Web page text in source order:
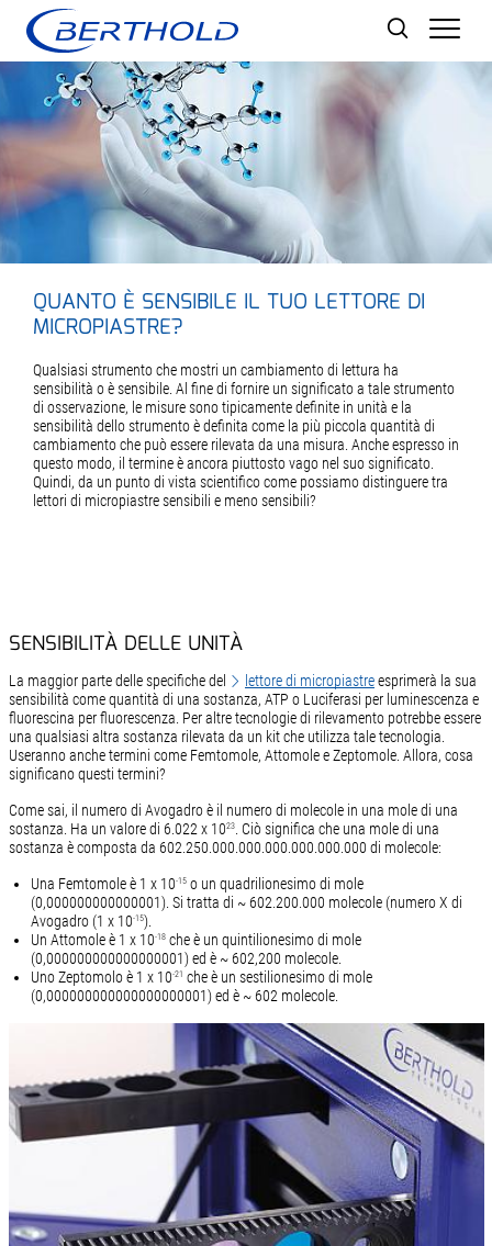
QUANTO È SENSIBILE IL TUO LETTORE DI
MICROPIASTRE?
Qualsiasi strumento che mostri un cambiamento di lettura ha
sensibilità o è sensibile. Al fine di fornire un significato a tale strumento
di osservazione, le misure sono tipicamente definite in unità e la
sensibilità dello strumento è definita come la più piccola quantità di
cambiamento che può essere rilevata da una misura. Anche espresso in
questo modo, il termine è ancora piuttosto vago nel suo significato.
Quindi, da un punto di vista scientifico come possiamo distinguere tra
lettori di micropiastre sensibili e meno sensibili?
SENSIBILITÀ DELLE UNITÀ
La maggior parte delle specifiche del lettore di micropiastreesprimerà la sua
sensibilità come quantità di una sostanza, ATP o Luciferasi per luminescenza e
fluorescina per fluorescenza. Per altre tecnologie di rilevamento potrebbe essere
una qualsiasi altra sostanza rilevata da un kit che utilizza tale tecnologia.
Useranno anche termini come Femtomole, Attomole e Zeptomole. Allora, cosa
significano questi termini?
Come sai, il numero di Avogadro è il numero di molecole in una mole di una
sostanza. Ha un valore di 6.022 x 1023. Ciò significa che una mole di una
sostanza è composta da 602.250.000.000.000.000.000.000 di molecole:
Una Femtomole è 1 x 10-15o un quadrilionesimo di mole
(0,000000000000001). Si tratta di ~ 602.200.000 molecole (numero X di
Avogadro (1 x 10-15).
Un Attomole è 1 x 10-18che è un quintilionesimo di mole
(0,000000000000000001) ed è ~ 602,200 molecole.
Uno Zeptomolo è 1 x 10-21 che è un sestilionesimo di mole
(0,000000000000000000001) ed è ~ 602 molecole.